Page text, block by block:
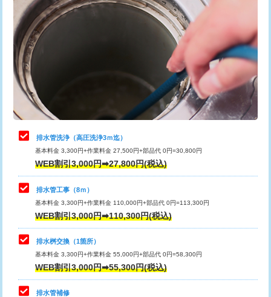
管・ポリ管・HT管使用/3ｍまで)
給水管工事※（ライニング鋼管・銅
管・ポリ管・HT管使用/3ｍ超え)
+8,800円
排水管工事（土の掘削・埋め戻し作
業）
11,000円~
排水管工事（排水管工事/3ｍまで） 55,000円
排水管工事（追加 排水管工事/3ｍ超
え）
マス交換（土の掘削・埋め戻し作業）
マス交換（深さ50㎝未満）
マス交換（深さ50㎝以上）
コンクリート斫り（厚さ10㎝まで）
コンクリート斫り（厚さ10㎝超え）
モルタル補修（厚さ10㎝まで）
追加トーラー機使用/3m超え +3,300円
カメラ調査 33,000円
桝清掃 8,800円
止水・漏水調査・防水処理・清掃・修
理・調整・分解・加工など（軽作業）
11,000円
止水・漏水調査・防水処理・清掃・修
理・調整・分解・加工など（中作業）
22,000円
止水・漏水調査・防水処理・清掃・修
理・調整・分解・加工など（重作業）
33,000円
その他部品の脱着
交換・取付（タンク）
交換・取付(単水栓（壁付・デッキ
式）)
交換・取付(混合水栓（壁付・デッキ
式・ワンホール）)
16,500円+材料費
排水管洗浄（高圧洗浄3ｍ迄）
基本料金 3,300円+作業料金 27,500円+部品代 0円=30,800円
WEB割引3,000円➡27,800円(税込)
排水管工事（8ｍ）
基本料金 3,300円+作業料金 110,000円+部品代 0円=113,300円
WEB割引3,000円➡110,300円(税込)
排水桝交換（1箇所）
基本料金 3,300円+作業料金 55,000円+部品代 0円=58,300円
WEB割引3,000円➡55,300円(税込)
排水管補修